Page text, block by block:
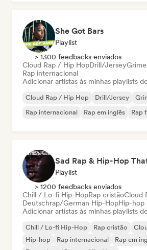
She Got Bars
Playlist
> 1300 feedbacks enviados
Cloud Rap / Hip HopDrill/JerseyGrime
Rap internacional
Adicionar artistas às minhas playlists
Cloud Rap / Hip Hop Drill/Jersey
Rap internacional
Rap em inglês Rap
Sad Rap & Hip-Hop
Playlist
> 1200 feedbacks enviados
Chill / Lo-fi Hip-HopRap cristãoCloud
Deutschrap/German Hip-HopHip-hop
Adicionar artistas às minhas playlists
Chill / Lo-fi Hip-Hop Rap cristão
Hip-hop
Rap internacional Rap em